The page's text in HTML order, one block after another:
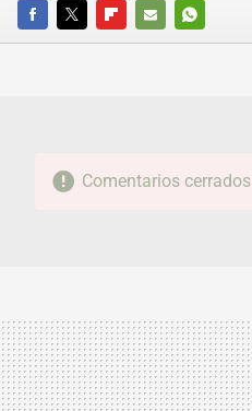
FACEBOOKTWITTERFLIPBOARD
E-
WHATSAPP
Comentarios cerrados